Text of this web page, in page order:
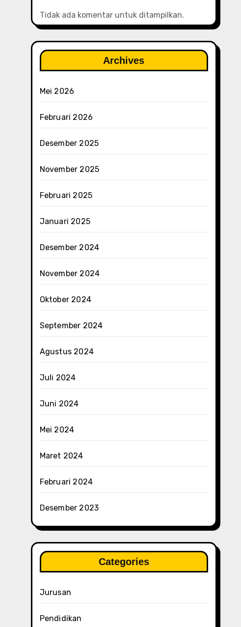
Tidak ada komentar untuk ditampilkan.
Archives
Mei 2026
Februari 2026
Desember 2025
November 2025
Februari 2025
Januari 2025
Desember 2024
November 2024
Oktober 2024
September 2024
Agustus 2024
Juli 2024
Juni 2024
Mei 2024
Maret 2024
Februari 2024
Desember 2023
Categories
Jurusan
Pendidikan